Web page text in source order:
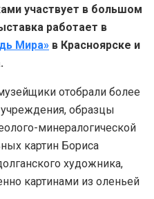
участвует в большом
работает в
Мира» в Красноярске и
отобрали более
образцы
минералогической
картин Бориса
художника,
картинами из оленьей